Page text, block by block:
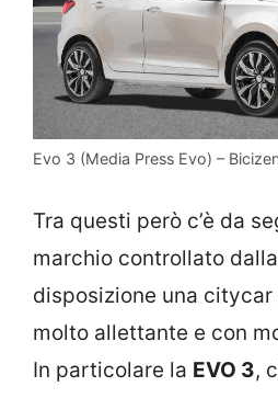
Evo 3 (Media Press Evo) –
Tra questi però c’è da
marchio controllato dalla
disposizione una citycar
molto allettante e con
In particolare la EVO 3,